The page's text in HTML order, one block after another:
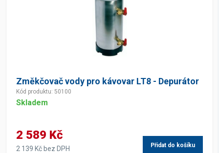
Změkčovač vody pro kávovar LT8 - Depurátor
Kód produktu: 50100
Skladem
2 589 Kč
2 139 Kč bez DPH Přidat do košíku